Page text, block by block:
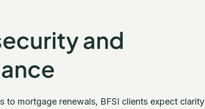
and
to mortgage renewals, BFSI clients expect clarity